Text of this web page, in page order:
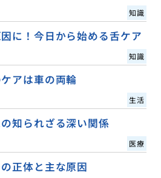
知識
に！今日から始める舌ケア
知識
アは車の両輪
生活
知られざる深い関係
医療
正体と主な原因